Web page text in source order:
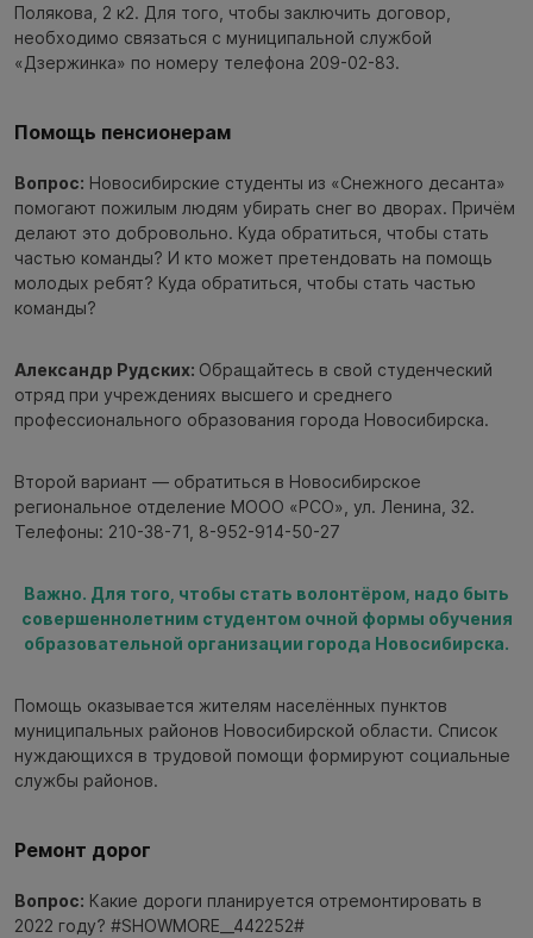
Полякова, 2 к2. Для того, чтобы заключить договор,
необходимо связаться с муниципальной службой
«Дзержинка» по номеру телефона 209-02-83.
Помощь пенсионерам
Вопрос: Новосибирские студенты из «Снежного десанта»
помогают пожилым людям убирать снег во дворах. Причём
делают это добровольно. Куда обратиться, чтобы стать
частью команды? И кто может претендовать на помощь
молодых ребят? Куда обратиться, чтобы стать частью
команды?
Александр Рудских: Обращайтесь в свой студенческий
отряд при учреждениях высшего и среднего
профессионального образования города Новосибирска.
Второй вариант — обратиться в Новосибирское
региональное отделение МООО «РСО», ул. Ленина, 32.
Телефоны: 210-38-71, 8-952-914-50-27
Важно. Для того, чтобы стать волонтёром, надо быть
совершеннолетним студентом очной формы обучения
образовательной организации города Новосибирска.
Помощь оказывается жителям населённых пунктов
муниципальных районов Новосибирской области. Список
нуждающихся в трудовой помощи формируют социальные
службы районов.
Ремонт дорог
Вопрос: Какие дороги планируется отремонтировать в
2022 году? #SHOWMORE__442252#